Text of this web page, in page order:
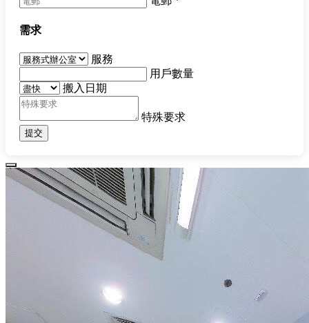
需求
服務
用戶數量
搬入日期
特殊要求
提交